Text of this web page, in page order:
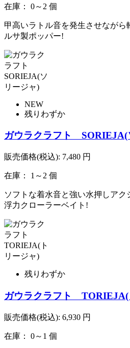
在庫： 0～2 個
甲高いラトル音を発生させなが
ルサ製ポッパー!
NEW
残りわずか
ガウラクラフト SORIEJA(
販売価格(税込): 7,480 円
在庫： 1～2 個
ソフトな着水音と強い水押しア
浮力クローラーベイト!
残りわずか
ガウラクラフト TORIEJA(
販売価格(税込): 6,930 円
在庫： 0～1 個